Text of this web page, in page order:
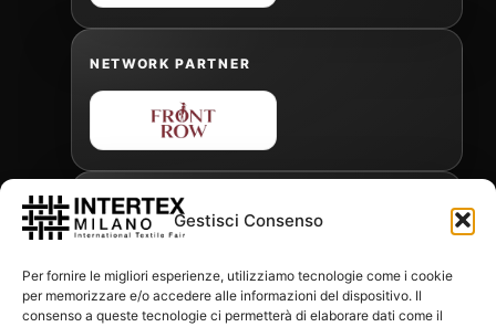
Gestisci Consenso
Per fornire le migliori esperienze, utilizziamo tecnologie come i cookie
per memorizzare e/o accedere alle informazioni del dispositivo. Il
consenso a queste tecnologie ci permetterà di elaborare dati come il
NETWORK PARTNER
OFFICIAL FREIGHT FORWARDER
Gabriele Antonini